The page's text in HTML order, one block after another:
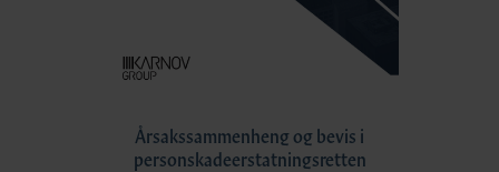
Årsakssammenheng og bevis i
personskadeerstatningsretten